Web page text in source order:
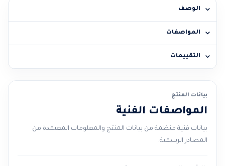
الوصف
المواصفات
التقييمات
بيانات المنتج
المواصفات الفنية
بيانات فنية منظمة من بيانات المنتج والمعلومات المعتمدة من
المصادر الرسمية.